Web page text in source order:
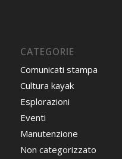
CATEGORIE
Comunicati stampa
Cultura kayak
Esplorazioni
Eventi
Manutenzione
Non categorizzato